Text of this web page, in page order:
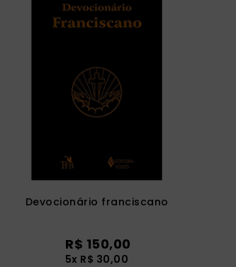
Devocionário franciscano
R$ 150,00
5x R$ 30,00